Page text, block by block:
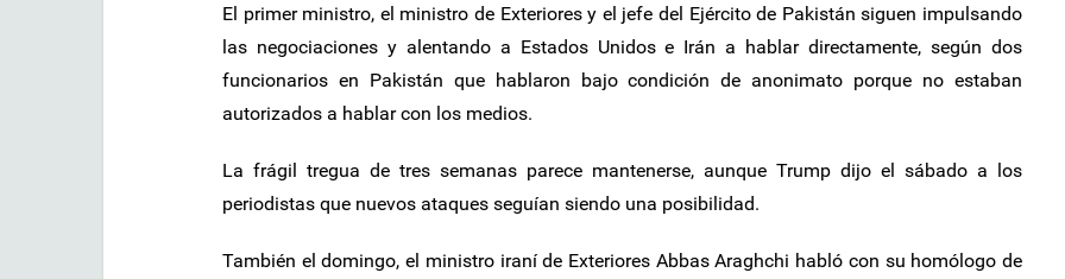
El primer ministro, el ministro de Exteriores y el jefe del Ejército de Pakistán siguen impulsando
las negociaciones y alentando a Estados Unidos e Irán a hablar directamente, según dos
funcionarios en Pakistán que hablaron bajo condición de anonimato porque no estaban
autorizados a hablar con los medios.
La frágil tregua de tres semanas parece mantenerse, aunque Trump dijo el sábado a los
periodistas que nuevos ataques seguían siendo una posibilidad.
También el domingo, el ministro iraní de Exteriores Abbas Araghchi habló con su homólogo de